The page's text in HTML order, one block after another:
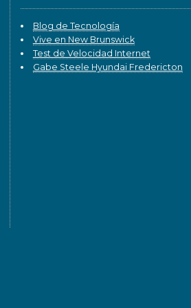
Blog de Tecnología
Vive en New Brunswick
Test de Velocidad Internet
Gabe Steele Hyundai Fredericton